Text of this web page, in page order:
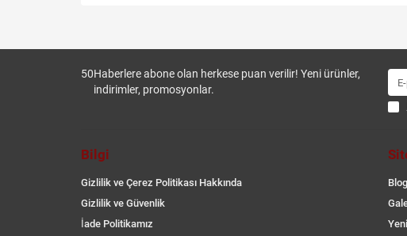
50Haberlere abone olan herkese puan verilir! Yeni ürünler,
indirimler, promosyonlar.
Bilgi
Gizlilik ve Çerez Politikası Hakkında
Gizlilik ve Güvenlik
İade Politikamız
Blog